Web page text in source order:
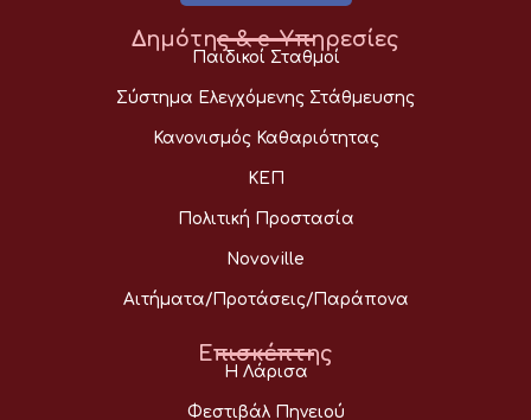
Δημότης & e-Υπηρεσίες
Παιδικοί Σταθμοί
Σύστημα Ελεγχόμενης Στάθμευσης
Κανονισμός Καθαριότητας
ΚΕΠ
Πολιτική Προστασία
Novoville
Αιτήματα/Προτάσεις/Παράπονα
Επισκέπτης
Η Λάρισα
Φεστιβάλ Πηνειού